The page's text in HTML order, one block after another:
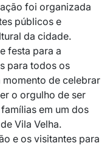
foi organizada
públicos e
da cidade.
festa para a
para todos os
momento de celebrar
o orgulho de ser
em um dos
Vila Velha.
e os visitantes para